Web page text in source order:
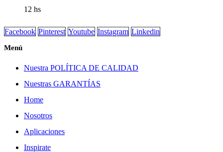
12 hs
Facebook Pinterest Youtube Instagram Linkedin
Menú
Nuestra POLÍTICA DE CALIDAD
Nuestras GARANTÍAS
Home
Nosotros
Aplicaciones
Inspirate